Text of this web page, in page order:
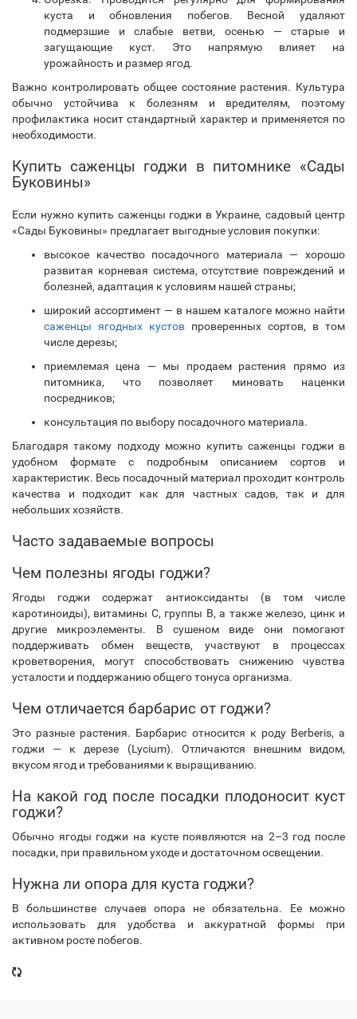
куста и обновления побегов. Весной удаляют
подмерзшие и слабые ветви, осенью — старые и
загущающие куст. Это напрямую влияет на
урожайность и размер ягод.
Важно контролировать общее состояние растения. Культура
обычно устойчива к болезням и вредителям, поэтому
профилактика носит стандартный характер и применяется по
необходимости.
Купить саженцы годжи в питомнике «Сады
Буковины»
Если нужно купить саженцы годжи в Украине, садовый центр
«Сады Буковины» предлагает выгодные условия покупки:
высокое качество посадочного материала — хорошо
развитая корневая система, отсутствие повреждений и
болезней, адаптация к условиям нашей страны;
широкий ассортимент — в нашем каталоге можно найти
саженцы ягодных кустов проверенных сортов, в том
числе дерезы;
приемлемая цена — мы продаем растения прямо из
питомника, что позволяет миновать наценки
посредников;
консультация по выбору посадочного материала.
Благодаря такому подходу можно купить саженцы годжи в
удобном формате с подробным описанием сортов и
характеристик. Весь посадочный материал проходит контроль
качества и подходит как для частных садов, так и для
небольших хозяйств.
Часто задаваемые вопросы
Чем полезны ягоды годжи?
Ягоды годжи содержат антиоксиданты (в том числе
каротиноиды), витамины C, группы B, а также железо, цинк и
другие микроэлементы. В сушеном виде они помогают
поддерживать обмен веществ, участвуют в процессах
кроветворения, могут способствовать снижению чувства
усталости и поддержанию общего тонуса организма.
Чем отличается барбарис от годжи?
Это разные растения. Барбарис относится к роду Berberis, а
годжи — к дерезе (Lycium). Отличаются внешним видом,
вкусом ягод и требованиями к выращиванию.
На какой год после посадки плодоносит куст
годжи?
Обычно ягоды годжи на кусте появляются на 2–3 год после
посадки, при правильном уходе и достаточном освещении.
Нужна ли опора для куста годжи?
В большинстве случаев опора не обязательна. Ее можно
использовать для удобства и аккуратной формы при
активном росте побегов.